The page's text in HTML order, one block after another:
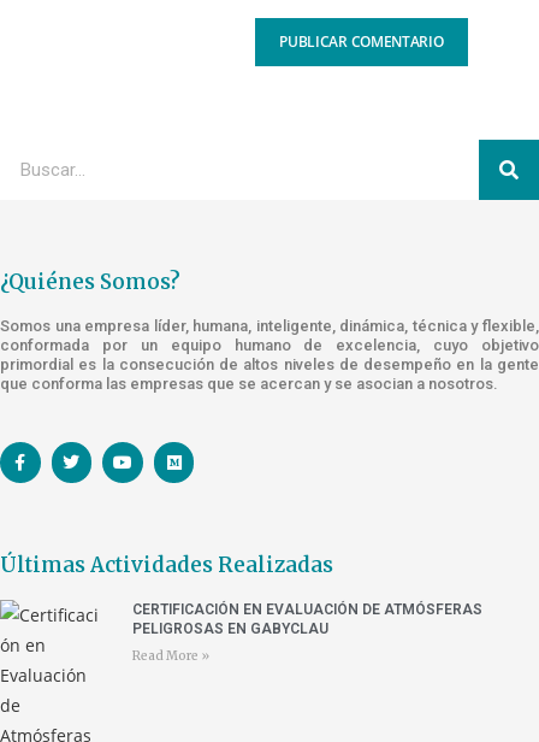
¿Quiénes Somos?
Somos una empresa líder, humana, inteligente, dinámica, técnica y flexible,
conformada por un equipo humano de excelencia, cuyo objetivo
primordial es la consecución de altos niveles de desempeño en la gente
que conforma las empresas que se acercan y se asocian a nosotros.
Últimas Actividades Realizadas
CERTIFICACIÓN EN EVALUACIÓN DE ATMÓSFERAS
PELIGROSAS EN GABYCLAU
Read More »